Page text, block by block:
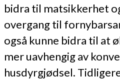
bidra til matsikkerhet
overgang til
også kunne bidra til at
mer uavhengig av
husdyrgjødsel.